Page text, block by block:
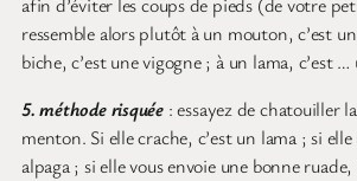
ressemble alors plutôt à un mouton, c’est
biche, c’est une vigogne ; à un lama, c’est …
5. méthode risquée : essayez de chatouiller
menton. Si elle crache, c’est un lama ; si
alpaga ; si elle vous envoie une bonne ruade,